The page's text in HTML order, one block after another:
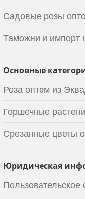
Садовые розы
Таможни и импорт
Основные
Роза оптом из
Горшечные
Срезанные цветы
Юридическая
Пользовательское